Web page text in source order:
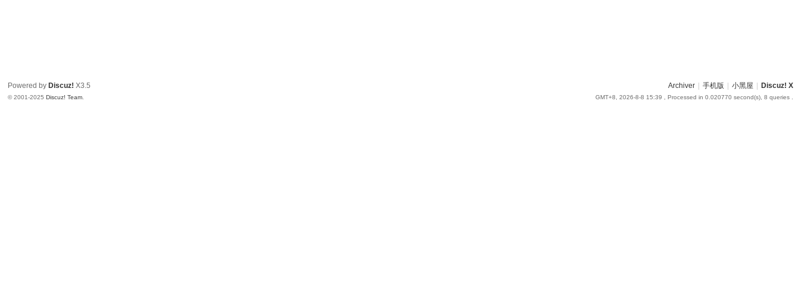
Archiver 手机版 小黑屋 Discuz! X
GMT+8, 2026-8-8 15:39 , Processed in 0.020770 second(s), 8 queries .
Powered by Discuz! X3.5
© 2001-2025Discuz! Team